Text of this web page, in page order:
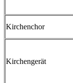
Kirchenchor
Kirchengerät